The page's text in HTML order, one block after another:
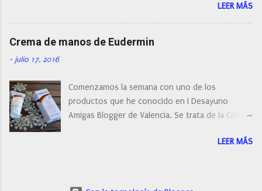
resistirse a esta paleta de colores de Clinique.
LEER MÁS
Crema de manos de Eudermin
- julio 17, 2016
Comenzamos la semana con uno de los
productos que he conocido en I Desayuno
Amigas Blogger de Valencia. Se trata de la Crema
manos para utilizar tanto en verano como en
LEER MÁS